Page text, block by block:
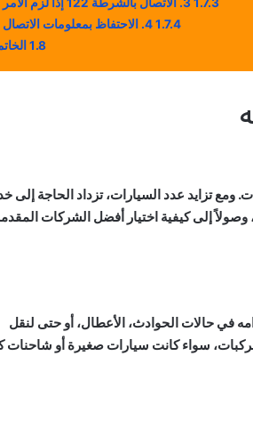
1.7.44. الاحتفاظ بمعلومات الاتصال
1.8
ومع تزايد عدد السيارات، تزداد الحاجة إلى
إلى كيفية اختيار أفضل الشركات
في حالات الحوادث، الأعطال، أو حتى لنقل
سواء كانت سيارات صغيرة أو شاحنات